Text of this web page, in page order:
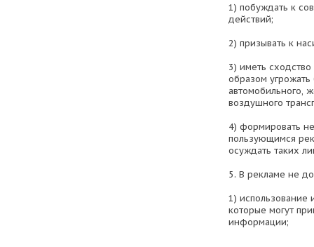
1) побуждать к
действий;
2) призывать к
3) иметь
образом
автомобильного,
воздушного
4) формировать
пользующимся
осуждать таких
5. В рекламе не
1) использование
которые могут
информации;